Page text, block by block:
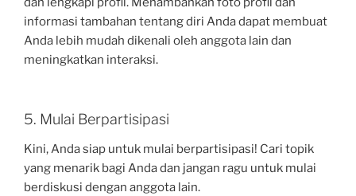
informasi tambahan tentang diri Anda dapat membuat
Anda lebih mudah dikenali oleh anggota lain dan
meningkatkan interaksi.
5. Mulai Berpartisipasi
Kini, Anda siap untuk mulai berpartisipasi! Cari topik
yang menarik bagi Anda dan jangan ragu untuk mulai
berdiskusi dengan anggota lain.